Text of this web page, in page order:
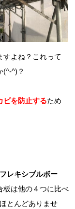
すよね？これって
(^-^)？
ビを防止するため
レキシブルボー
板は他の４つに比べ
とんどありませ